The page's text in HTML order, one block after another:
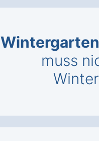
muss